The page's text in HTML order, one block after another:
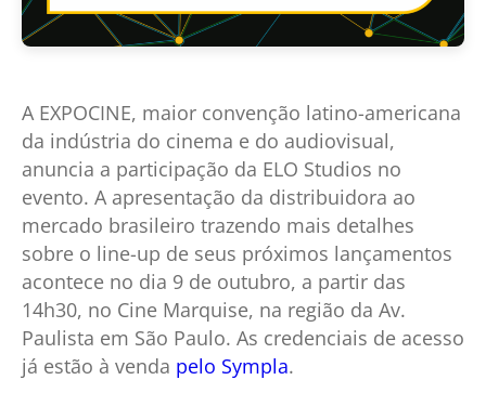
A EXPOCINE, maior convenção latino-americana
da indústria do cinema e do audiovisual,
anuncia a participação da ELO Studios no
evento. A apresentação da distribuidora ao
mercado brasileiro trazendo mais detalhes
sobre o line-up de seus próximos lançamentos
acontece no dia 9 de outubro, a partir das
14h30, no Cine Marquise, na região da Av.
Paulista em São Paulo. As credenciais de acesso
já estão à venda pelo Sympla.